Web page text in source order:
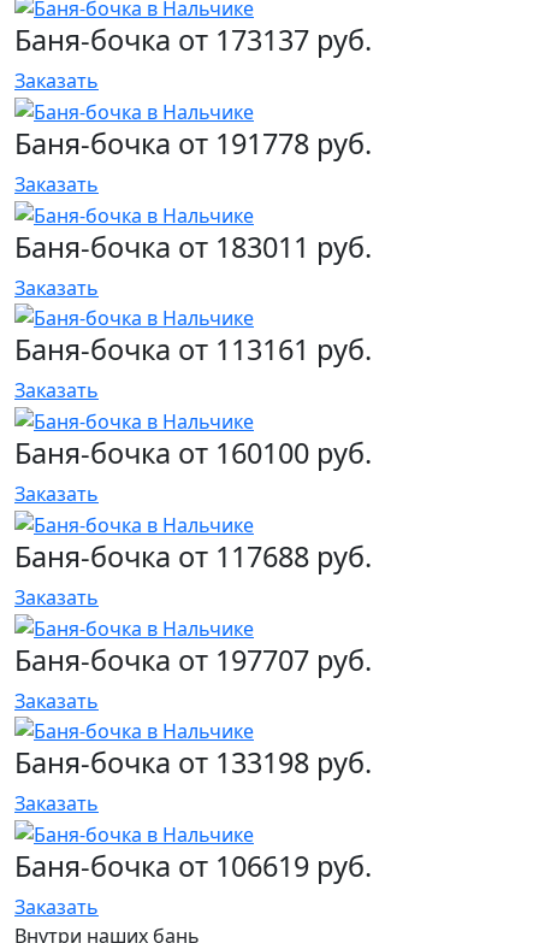
Баня-бочка от 173137 руб.
Заказать
Баня-бочка от 191778 руб.
Заказать
Баня-бочка от 183011 руб.
Заказать
Баня-бочка от 113161 руб.
Заказать
Баня-бочка от 160100 руб.
Заказать
Баня-бочка от 117688 руб.
Заказать
Баня-бочка от 197707 руб.
Заказать
Баня-бочка от 133198 руб.
Заказать
Баня-бочка от 106619 руб.
Заказать
Внутри наших бань